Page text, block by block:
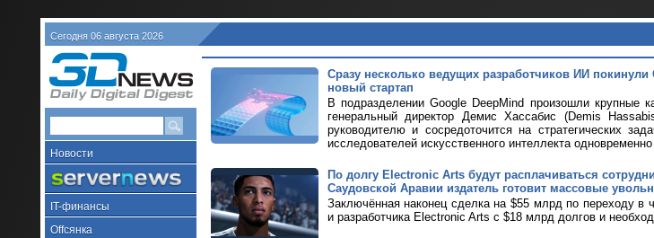
Сегодня 06 августа 2026
Новости
IT-финансы
Offсянка
Сразу несколько ведущих разработчиков ИИ покинули
новый стартап
В подразделении Google DeepMind произошли крупные
генеральный директор Демис Хассабис (Demis
руководителю и сосредоточится на стратегических
исследователей искусственного интеллекта
По долгу Electronic Arts будут расплачиваться
Саудовской Аравии издатель готовит массовые
Заключённая наконец сделка на $55 млрд по переходу в
и разработчика Electronic Arts с $18 млрд долгов и